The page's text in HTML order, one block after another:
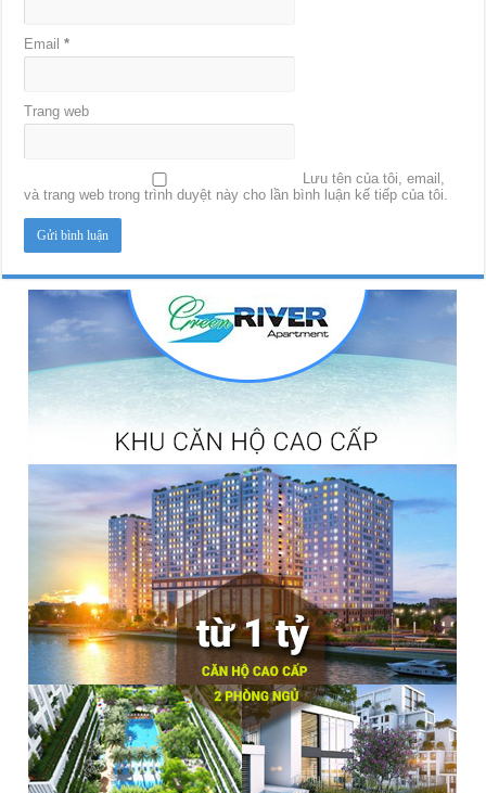
Email*
Trang web
Lưu tên của tôi, email,
và trang web trong trình duyệt này cho lần bình luận kế tiếp của tôi.